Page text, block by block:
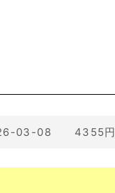
03-08 4355円